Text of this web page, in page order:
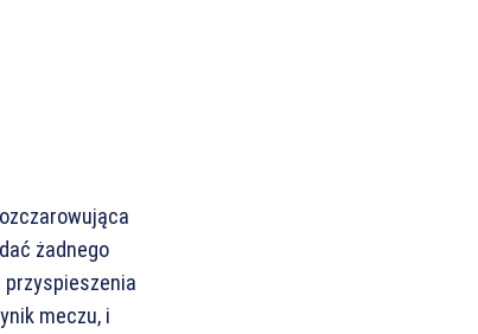
żadnego
przyspieszenia
meczu, i